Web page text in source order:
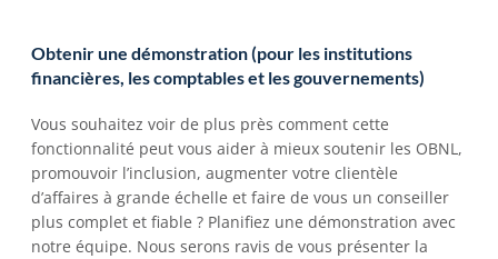
Obtenir une démonstration (pour les institutions
financières, les comptables et les gouvernements)
Vous souhaitez voir de plus près comment cette
fonctionnalité peut vous aider à mieux soutenir les OBNL,
promouvoir l’inclusion, augmenter votre clientèle
d’affaires à grande échelle et faire de vous un conseiller
plus complet et fiable ? Planifiez une démonstration avec
notre équipe. Nous serons ravis de vous présenter la